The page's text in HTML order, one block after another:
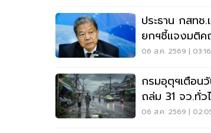
ประธาน กสทช
ยกฯชี้แจงมติค
กรรมการ กสท
06 ส.ค. 2569 |
กรมอุตุฯเตือน
ถล่ม 31 จว.ทั่
เสี่ยงด่วน
06 ส.ค. 2569 |